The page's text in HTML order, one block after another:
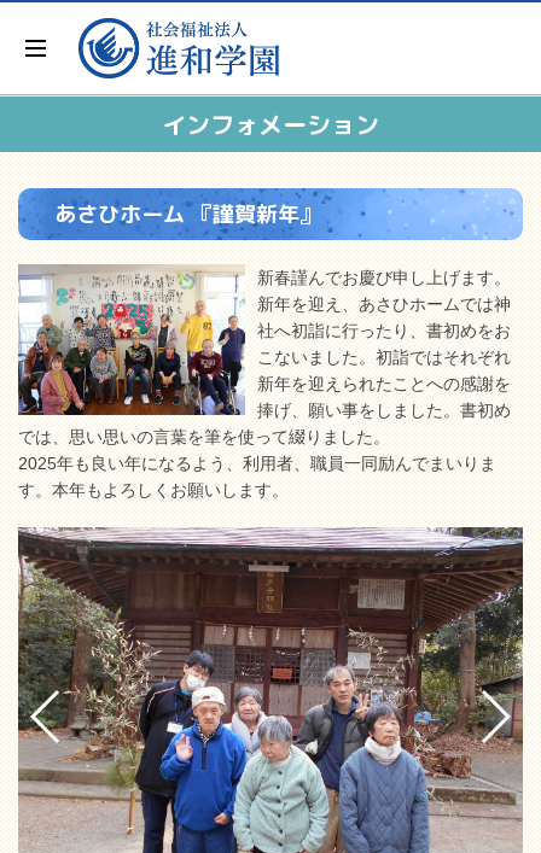
インフォメーション
あさひホーム 『謹賀新年』
新春謹んでお慶び申し上げます。
新年を迎え、あさひホームでは神
社へ初詣に行ったり、書初めをお
こないました。初詣ではそれぞれ
新年を迎えられたことへの感謝を
捧げ、願い事をしました。書初め
では、思い思いの言葉を筆を使って綴りました。
2025年も良い年になるよう、利用者、職員一同励んでまいりま
す。本年もよろしくお願いします。